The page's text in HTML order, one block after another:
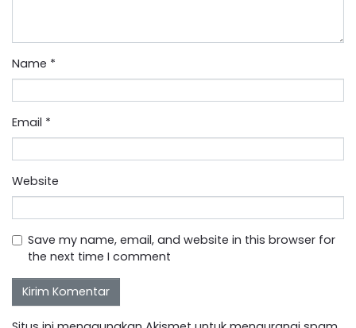
Name *
Email *
Website
Save my name, email, and website in this browser for
the next time I comment